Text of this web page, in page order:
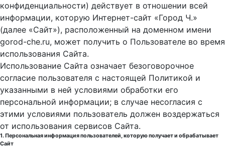
конфиденциальности) действует в отношении всей
информации, которую Интернет-сайт «Город Ч.»
(далее «Сайт»), расположенный на доменном имени
gorod-che.ru, может получить о Пользователе во время
использования Cайта.
Использование Сайта означает безоговорочное
согласие пользователя с настоящей Политикой и
указанными в ней условиями обработки его
персональной информации; в случае несогласия с
этими условиями пользователь должен воздержаться
от использования сервисов Сайта.
1. Персональная информация пользователей, которую получает и обрабатывает
Сайт